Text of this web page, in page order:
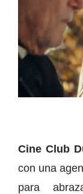
Cine Club
con una
para